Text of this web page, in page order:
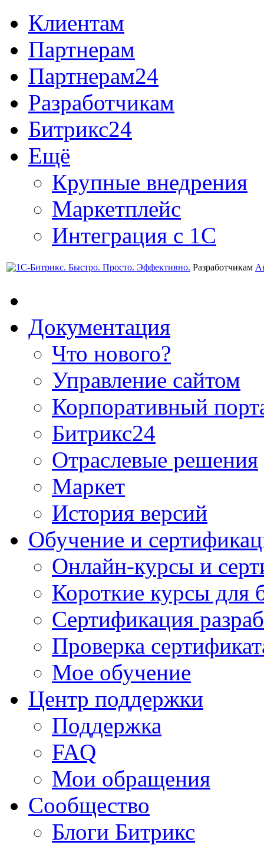
Клиентам
Партнерам
Партнерам24
Разработчикам
Битрикс24
Ещё
Крупные внедрения
Маркетплейс
Интеграция с 1С
Разработчикам
Документация
Что нового?
Управление сайтом
Корпоративный
Битрикс24
Отраслевые решения
Маркет
История версий
Обучение и
Онлайн-курсы и
Короткие курсы для
Сертификация
Проверка
Мое обучение
Центр поддержки
Поддержка
FAQ
Мои обращения
Сообщество
Блоги Битрикс